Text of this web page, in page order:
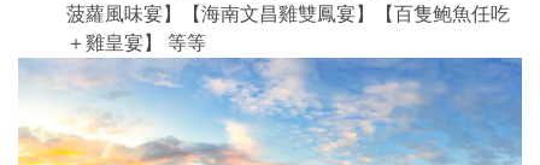
菠蘿風味宴】【海南文昌雞雙鳳宴】【百隻鲍魚任吃
＋雞皇宴】 等等